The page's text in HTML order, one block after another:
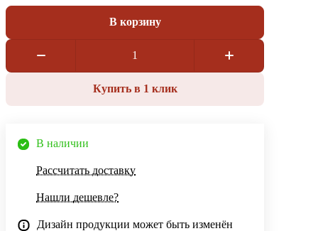
В корзину
Купить в 1 клик
В наличии
Рассчитать доставку
Нашли дешевле?
Дизайн продукции может быть изменён